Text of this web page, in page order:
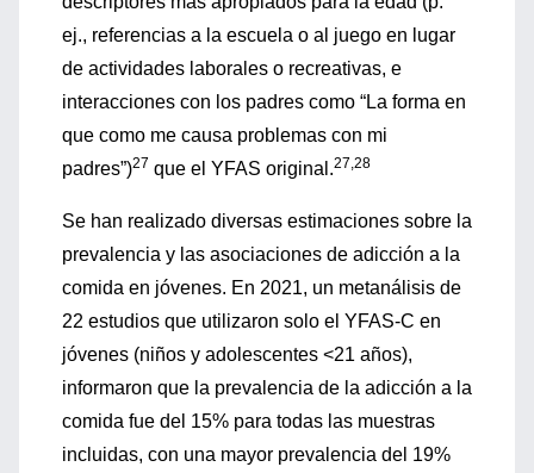
ej., referencias a la escuela o al juego en lugar
de actividades laborales o recreativas, e
interacciones con los padres como “La forma en
que como me causa problemas con mi
padres”)27 que el YFAS original.27,28
Se han realizado diversas estimaciones sobre la
prevalencia y las asociaciones de adicción a la
comida en jóvenes. En 2021, un metanálisis de
22 estudios que utilizaron solo el YFAS-C en
jóvenes (niños y adolescentes <21 años),
informaron que la prevalencia de la adicción a la
comida fue del 15% para todas las muestras
incluidas, con una mayor prevalencia del 19%